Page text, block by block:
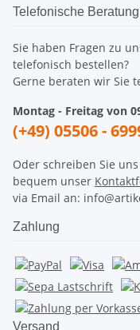
Telefonische
Sie haben Fragen zu
telefonisch bestellen?
Gerne beraten wir Sie
Montag - Freitag von
(+49) 05506 -
Oder schreiben Sie
bequem unser
via Email an:
Zahlung
Versand